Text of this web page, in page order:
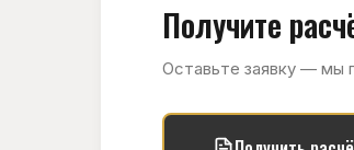
Получите
Оставьте заявку — мы